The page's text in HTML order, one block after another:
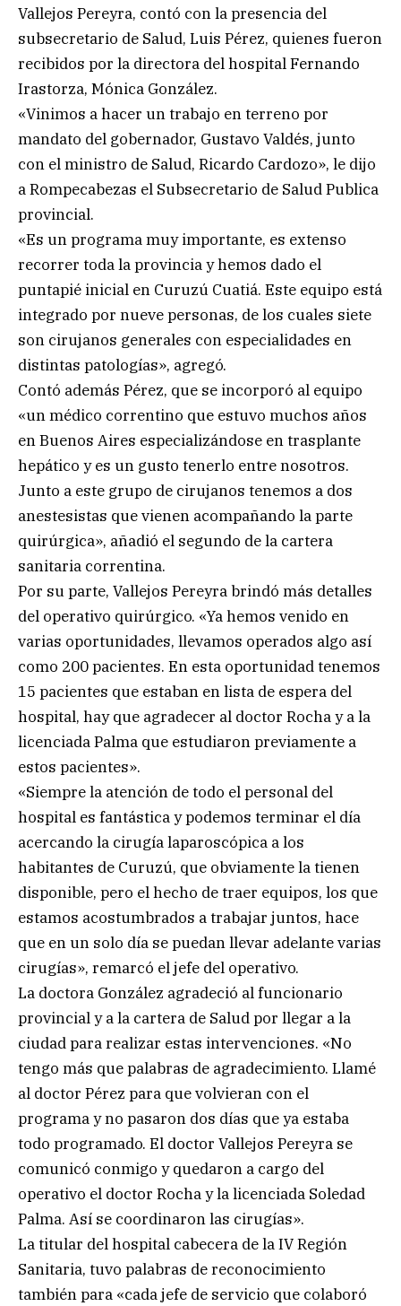
Vallejos Pereyra, contó con la presencia del
subsecretario de Salud, Luis Pérez, quienes fueron
recibidos por la directora del hospital Fernando
Irastorza, Mónica González.
«Vinimos a hacer un trabajo en terreno por
mandato del gobernador, Gustavo Valdés, junto
con el ministro de Salud, Ricardo Cardozo», le dijo
a Rompecabezas el Subsecretario de Salud Publica
provincial.
«Es un programa muy importante, es extenso
recorrer toda la provincia y hemos dado el
puntapié inicial en Curuzú Cuatiá. Este equipo está
integrado por nueve personas, de los cuales siete
son cirujanos generales con especialidades en
distintas patologías», agregó.
Contó además Pérez, que se incorporó al equipo
«un médico correntino que estuvo muchos años
en Buenos Aires especializándose en trasplante
hepático y es un gusto tenerlo entre nosotros.
Junto a este grupo de cirujanos tenemos a dos
anestesistas que vienen acompañando la parte
quirúrgica», añadió el segundo de la cartera
sanitaria correntina.
Por su parte, Vallejos Pereyra brindó más detalles
del operativo quirúrgico. «Ya hemos venido en
varias oportunidades, llevamos operados algo así
como 200 pacientes. En esta oportunidad tenemos
15 pacientes que estaban en lista de espera del
hospital, hay que agradecer al doctor Rocha y a la
licenciada Palma que estudiaron previamente a
estos pacientes».
«Siempre la atención de todo el personal del
hospital es fantástica y podemos terminar el día
acercando la cirugía laparoscópica a los
habitantes de Curuzú, que obviamente la tienen
disponible, pero el hecho de traer equipos, los que
estamos acostumbrados a trabajar juntos, hace
que en un solo día se puedan llevar adelante varias
cirugías», remarcó el jefe del operativo.
La doctora González agradeció al funcionario
provincial y a la cartera de Salud por llegar a la
ciudad para realizar estas intervenciones. «No
tengo más que palabras de agradecimiento. Llamé
al doctor Pérez para que volvieran con el
programa y no pasaron dos días que ya estaba
todo programado. El doctor Vallejos Pereyra se
comunicó conmigo y quedaron a cargo del
operativo el doctor Rocha y la licenciada Soledad
Palma. Así se coordinaron las cirugías».
La titular del hospital cabecera de la IV Región
Sanitaria, tuvo palabras de reconocimiento
también para «cada jefe de servicio que colaboró